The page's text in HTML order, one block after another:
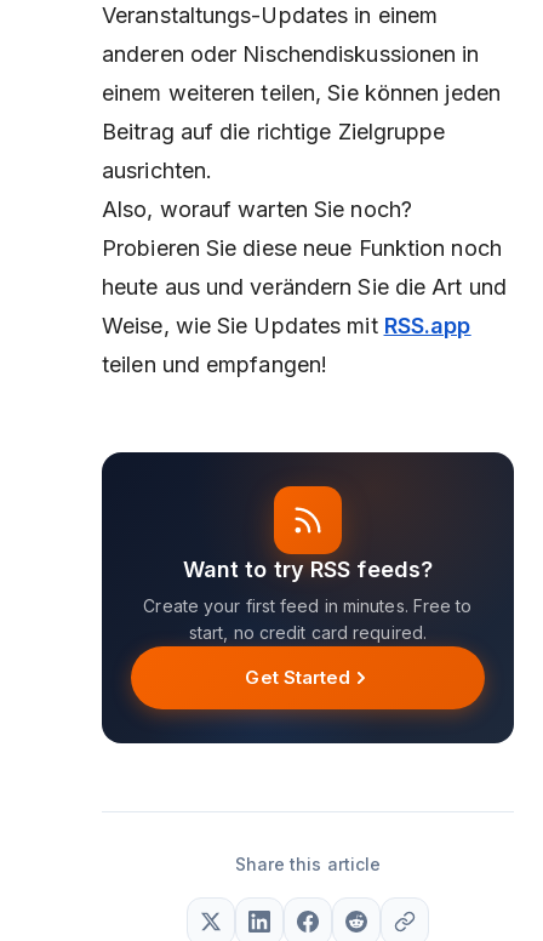
Veranstaltungs-Updates in einem
anderen oder Nischendiskussionen in
einem weiteren teilen, Sie können jeden
Beitrag auf die richtige Zielgruppe
ausrichten.
Also, worauf warten Sie noch?
Probieren Sie diese neue Funktion noch
heute aus und verändern Sie die Art und
Weise, wie Sie Updates mit RSS.app
teilen und empfangen!
Want to try RSS feeds?
Create your first feed in minutes. Free to
start, no credit card required.
Get Started
Share this article